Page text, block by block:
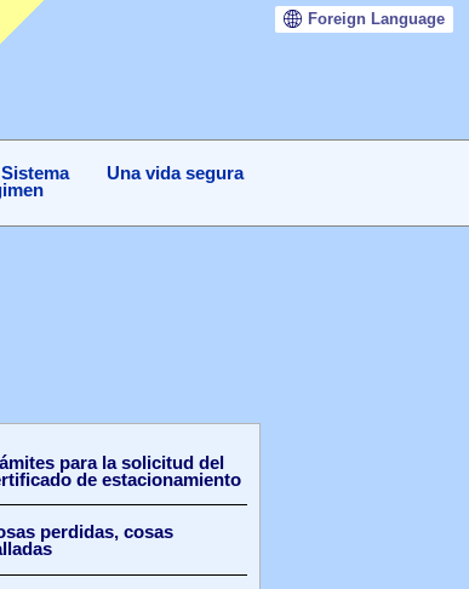
Foreign Language
Una vida segura
para la solicitud del
de estacionamiento
perdidas, cosas